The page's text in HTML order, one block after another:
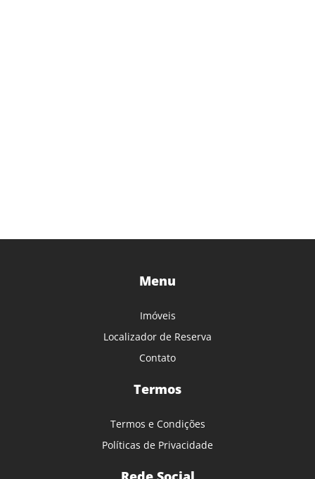
Menu
Imóveis
Localizador de Reserva
Contato
Termos
Termos e Condições
Políticas de Privacidade